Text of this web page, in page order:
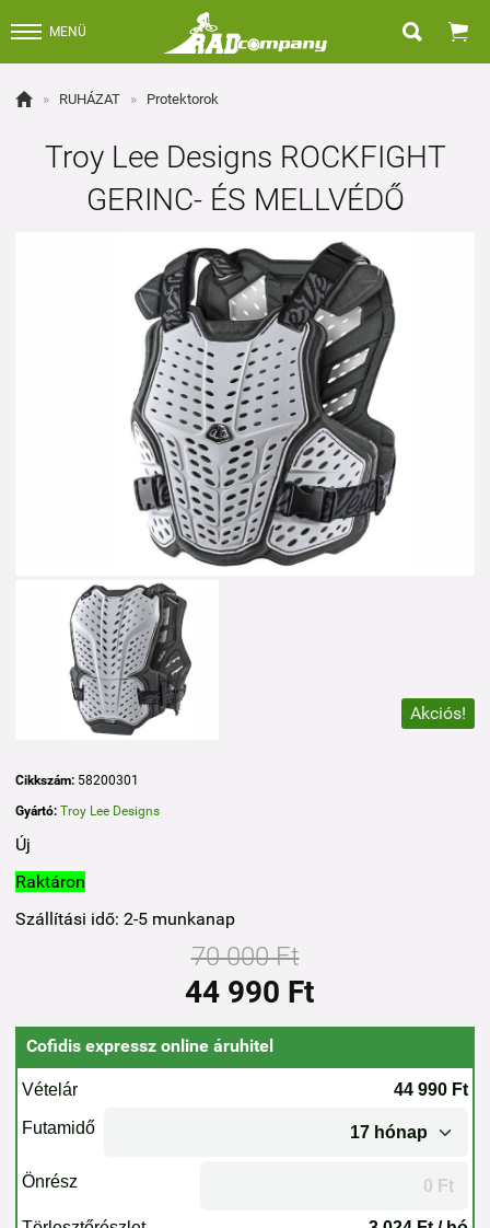
MENÜ  
 » RUHÁZAT » Protektorok
Troy Lee Designs ROCKFIGHT
GERINC- ÉS MELLVÉDŐ
Akciós!
Cikkszám: 58200301
Gyártó: Troy Lee Designs
Új
Raktáron
Szállítási idő: 2-5 munkanap
70 000 Ft
44 990 Ft
Cofidis expressz online áruhitel